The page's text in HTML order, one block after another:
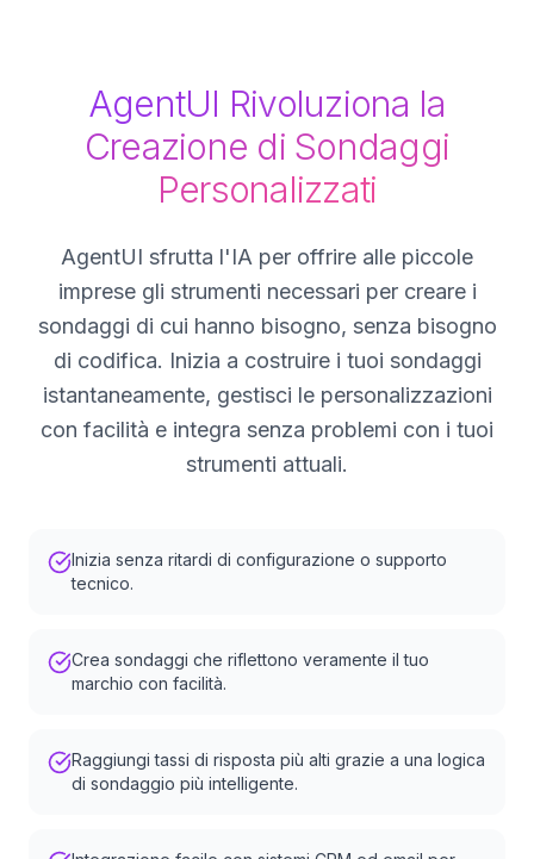
AgentUI Rivoluziona la
Creazione di Sondaggi
Personalizzati
AgentUI sfrutta l'IA per offrire alle piccole
imprese gli strumenti necessari per creare i
sondaggi di cui hanno bisogno, senza bisogno
di codifica. Inizia a costruire i tuoi sondaggi
istantaneamente, gestisci le personalizzazioni
con facilità e integra senza problemi con i tuoi
strumenti attuali.
Inizia senza ritardi di configurazione o supporto
tecnico.
Crea sondaggi che riflettono veramente il tuo
marchio con facilità.
Raggiungi tassi di risposta più alti grazie a una logica
di sondaggio più intelligente.